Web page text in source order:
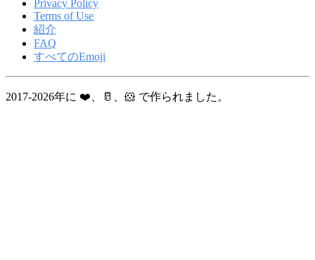
Privacy Policy
Terms of Use
紹介
FAQ
すべてのEmoji
2017-2026年に ❤️、🥛、🐹 で作られました。